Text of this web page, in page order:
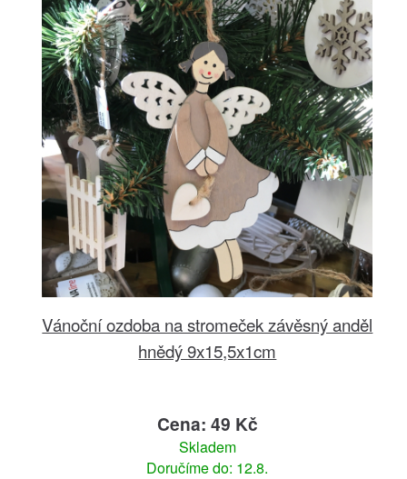
Vánoční ozdoba na stromeček závěsný anděl
hnědý 9x15,5x1cm
Cena: 49 Kč
Skladem
Doručíme do: 12.8.